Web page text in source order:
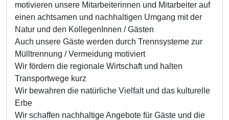
motivieren unsere Mitarbeiterinnen und Mitarbeiter auf
einen achtsamen und nachhaltigen Umgang mit der
Natur und den KollegenInnen / Gästen
Auch unsere Gäste werden durch Trennsysteme zur
Mülltrennung / Vermeidung motiviert
Wir fördern die regionale Wirtschaft und halten
Transportwege kurz
Wir bewahren die natürliche Vielfalt und das kulturelle
Erbe
Wir schaffen nachhaltige Angebote für Gäste und die